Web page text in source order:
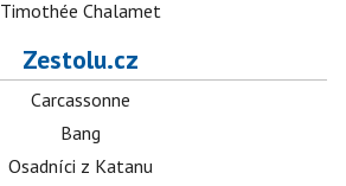
Timothée Chalamet
Zestolu.cz
Carcassonne
Bang
Osadníci z Katanu